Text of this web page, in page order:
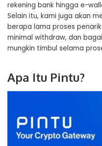
rekening bank hingga e-
Selain itu, kami juga akan
berapa lama proses
minimal withdraw, dan
mungkin timbul selama
Apa Itu Pintu?